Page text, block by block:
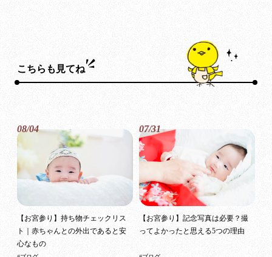
こちらも見てね
08/04
【お宮参り】持ち物チェックリス
ト｜赤ちゃんとの外出であると安
心なもの
07/31
【お宮参り】記念写真は必要？撮
ってよかったと思える5つの理由